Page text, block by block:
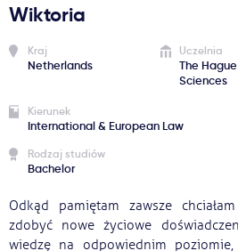
Aktualności
Wiktoria
Kraj
Netherlands
Uczelnia
The
Sciences
Kierunek
International & European Law
Rodzaj studiów
Bachelor
Odkąd pamiętam zawsze
zdobyć nowe życiowe
wiedzę na odpowiednim